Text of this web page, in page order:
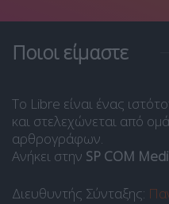
Ποιοι είμαστε
Το Libre είναι ένας
και στελεχώνεται από
αρθρογράφων.
Ανήκει στην SP COM
Διευθυντής Σύνταξης: